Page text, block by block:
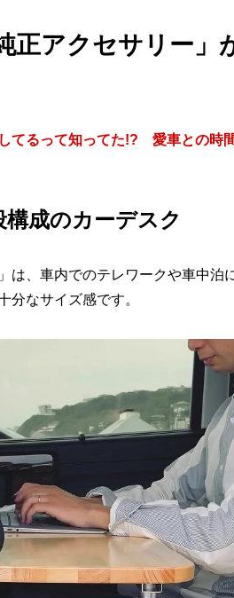
正アクセサリー」
てるって知ってた!? 愛車との時
成のカーデスク
、車内でのテレワークや車中泊
分なサイズ感です。